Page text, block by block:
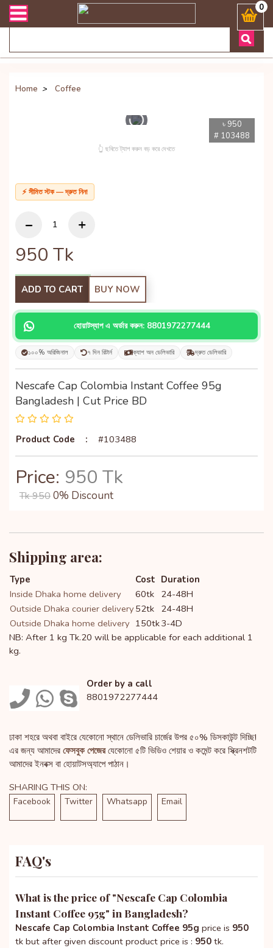
ডেলিভারী সংক্রান্ত যেকোনো জিজ্ঞাসায় কল করুনঃ ( Whatsapp ) 0
Home > Coffee
৳ 950
# 103488
👆 ছবিতে ট্যাপ করুন বড় করে দেখতে
⚡ সীমিত স্টক — দ্রুত নিন!
950 Tk
ADD TO CART BUY NOW
হোয়াটস্যাপ এ অর্ডার করুন: 8801972277444
১০০% অরিজিনাল ৭ দিন রিটার্ন ক্যাশ অন ডেলিভারি দ্রুত ডেলিভারি
Nescafe Cap Colombia Instant Coffee 95g
Bangladesh | Cut Price BD
Product Code : #103488
Price: 950 Tk
Tk 9500% Discount
Shipping area:
Type Cost Duration
Inside Dhaka home delivery
60tk 24-48H
Outside Dhaka courier delivery52tk 24-48H
Outside Dhaka home delivery 150tk3-4D
NB: After 1 kg Tk.20 will be applicable for each additional 1
kg.
Order by a call
8801972277444
ঢাকা শহরে অথবা বাইরে যেকোনো স্থানে ডেলিভারি চার্জের উপর ৫০% ডিসকাউন্ট দিচ্ছি!
এর জন্য আমাদের ফেসবুক পেজেরযেকোনো ৫টি ভিডিও শেয়ার ও কমেন্ট করে স্ক্রিনশটটি
আমাদের ইনবক্স বা হোয়াটসঅ্যাপে পাঠান।
SHARING THIS ON:
Facebook Twitter Whatsapp Email
FAQ's
What is the price of "Nescafe Cap Colombia
Instant Coffee 95g" in Bangladesh?
Nescafe Cap Colombia Instant Coffee 95g price is 950
tk but after given discount product price is : 950 tk.